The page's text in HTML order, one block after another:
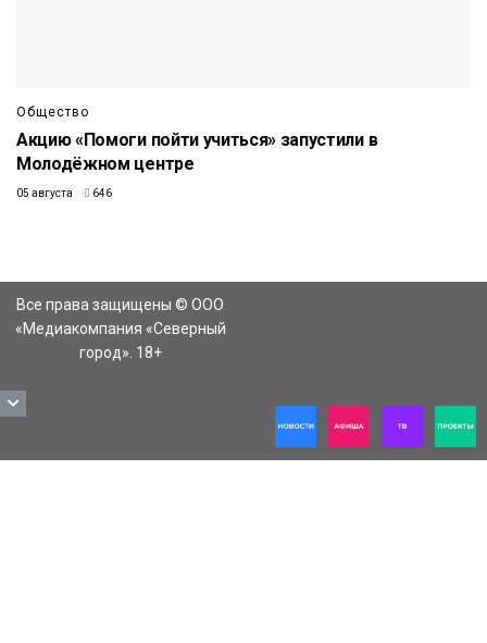
Общество
Акцию «Помоги пойти учиться» запустили в
Молодёжном центре
05 августа 646
Все права защищены © ООО
«Медиакомпания «Северный
город». 18+